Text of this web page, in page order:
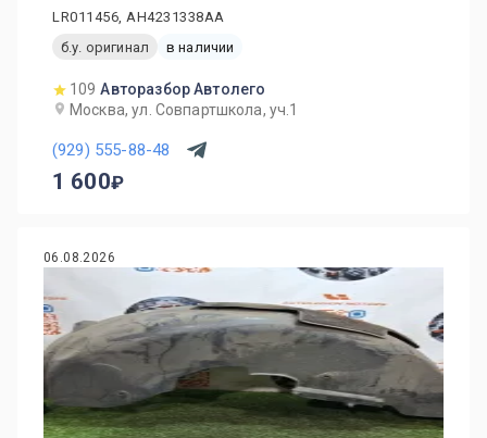
LR011456, AH4231338AA
б.у. оригинал
в наличии
109 Авторазбор Автолего
Москва, ул. Совпартшкола, уч.1
(929) 555-88-48
1 600
06.08.2026